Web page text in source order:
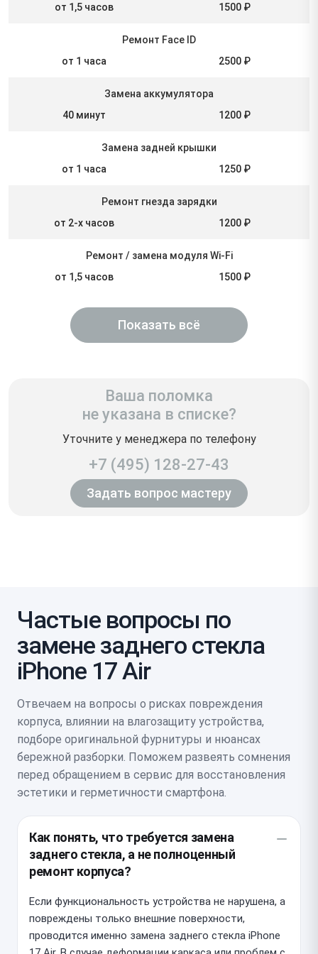
от 1,5 часов 1500 ₽
Ремонт Face ID
от 1 часа
2500 ₽
Замена аккумулятора
40 минут
1200 ₽
Замена задней крышки
от 1 часа
1250 ₽
Ремонт гнезда зарядки
от 2-х часов
1200 ₽
Ремонт / замена модуля Wi-Fi
от 1,5 часов
1500 ₽
Показать всё
Ваша поломка
не указана в списке?
Уточните у менеджера по телефону
+7 (495) 128-27-43
Задать вопрос мастеру
Частые вопросы по
замене заднего стекла
iPhone 17 Air
Отвечаем на вопросы о рисках повреждения
корпуса, влиянии на влагозащиту устройства,
подборе оригинальной фурнитуры и нюансах
бережной разборки. Поможем развеять сомнения
перед обращением в сервис для восстановления
эстетики и герметичности смартфона.
Как понять, что требуется замена
заднего стекла, а не полноценный
ремонт корпуса?
Если функциональность устройства не нарушена, а
повреждены только внешние поверхности,
проводится именно замена заднего стекла iPhone